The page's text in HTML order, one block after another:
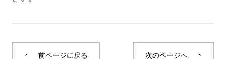
前ページに戻る 次のページへ